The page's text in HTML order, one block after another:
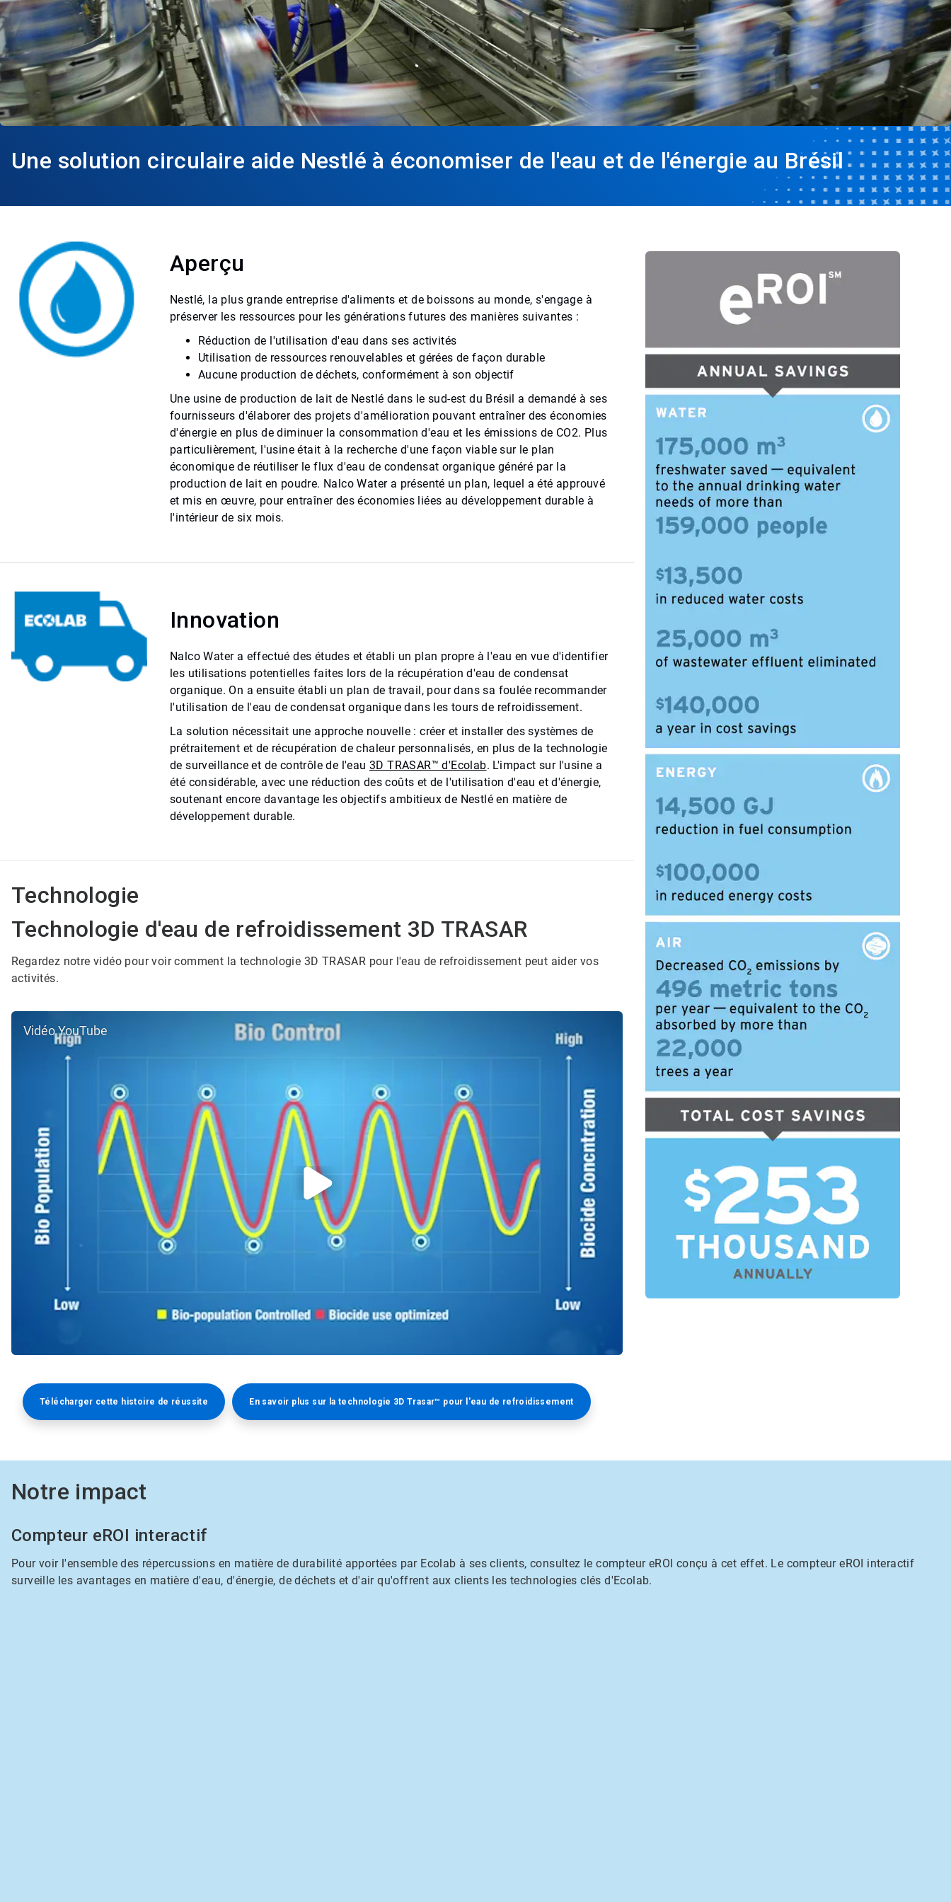
Une solution circulaire aide Nestlé à économiser de l'eau et de l'énergie au Brésil
Aperçu
Nestlé, la plus grande entreprise d'aliments et de boissons au monde, s'engage à
préserver les ressources pour les générations futures des manières suivantes :
Réduction de l'utilisation d'eau dans ses activités
Utilisation de ressources renouvelables et gérées de façon durable
Aucune production de déchets, conformément à son objectif
Une usine de production de lait de Nestlé dans le sud-est du Brésil a demandé à ses
fournisseurs d'élaborer des projets d'amélioration pouvant entraîner des économies
d'énergie en plus de diminuer la consommation d'eau et les émissions de CO2. Plus
particulièrement, l'usine était à la recherche d'une façon viable sur le plan
économique de réutiliser le flux d'eau de condensat organique généré par la
production de lait en poudre. Nalco Water a présenté un plan, lequel a été approuvé
et mis en œuvre, pour entraîner des économies liées au développement durable à
l'intérieur de six mois.
Innovation
Nalco Water a effectué des études et établi un plan propre à l'eau en vue d'identifier
les utilisations potentielles faites lors de la récupération d'eau de condensat
organique. On a ensuite établi un plan de travail, pour dans sa foulée recommander
l'utilisation de l'eau de condensat organique dans les tours de refroidissement.
La solution nécessitait une approche nouvelle : créer et installer des systèmes de
prétraitement et de récupération de chaleur personnalisés, en plus de la technologie
de surveillance et de contrôle de l'eau 3D TRASAR™ d'Ecolab. L'impact sur l'usine a
été considérable, avec une réduction des coûts et de l'utilisation d'eau et d'énergie,
soutenant encore davantage les objectifs ambitieux de Nestlé en matière de
développement durable.
Technologie
Technologie d'eau de refroidissement 3D TRASAR
Regardez notre vidéo pour voir comment la technologie 3D TRASAR pour l'eau de refroidissement peut aider vos
activités.
Vidéo YouTube
Télécharger cette histoire de réussite​​​​​​​ En savoir plus sur la technologie 3D Trasar™ pour l'eau de refroidissement
Notre impact
Compteur eROI interactif
Pour voir l'ensemble des répercussions en matière de durabilité apportées par Ecolab à ses clients, consultez le compteur eROI conçu à cet effet. Le compteur eROI interactif
surveille les avantages en matière d'eau, d'énergie, de déchets et d'air qu'offrent aux clients les technologies clés d'Ecolab.